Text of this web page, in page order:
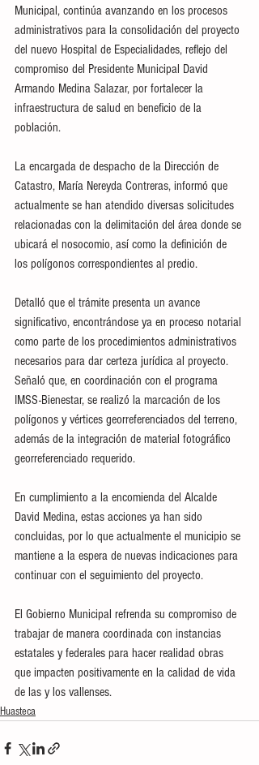
Municipal, continúa avanzando en los procesos
administrativos para la consolidación del proyecto
del nuevo Hospital de Especialidades, reflejo del
compromiso del Presidente Municipal David
Armando Medina Salazar, por fortalecer la
infraestructura de salud en beneficio de la
población.
La encargada de despacho de la Dirección de
Catastro, María Nereyda Contreras, informó que
actualmente se han atendido diversas solicitudes
relacionadas con la delimitación del área donde se
ubicará el nosocomio, así como la definición de
los polígonos correspondientes al predio.
Detalló que el trámite presenta un avance
significativo, encontrándose ya en proceso notarial
como parte de los procedimientos administrativos
necesarios para dar certeza jurídica al proyecto.
Señaló que, en coordinación con el programa
IMSS-Bienestar, se realizó la marcación de los
polígonos y vértices georreferenciados del terreno,
además de la integración de material fotográfico
georreferenciado requerido.
En cumplimiento a la encomienda del Alcalde
David Medina, estas acciones ya han sido
concluidas, por lo que actualmente el municipio se
mantiene a la espera de nuevas indicaciones para
continuar con el seguimiento del proyecto.
El Gobierno Municipal refrenda su compromiso de
trabajar de manera coordinada con instancias
estatales y federales para hacer realidad obras
que impacten positivamente en la calidad de vida
de las y los vallenses.
Huasteca